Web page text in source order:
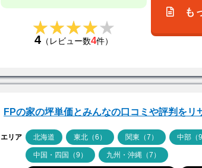
★★★★★
★★★★★
4 （レビュー数4件）
も
FPの家の坪単価とみんなの口コミや評判をリ
エリア 北海道 東北（6） 関東（7） 中部（9
中国・四国（9） 九州・沖縄（7）